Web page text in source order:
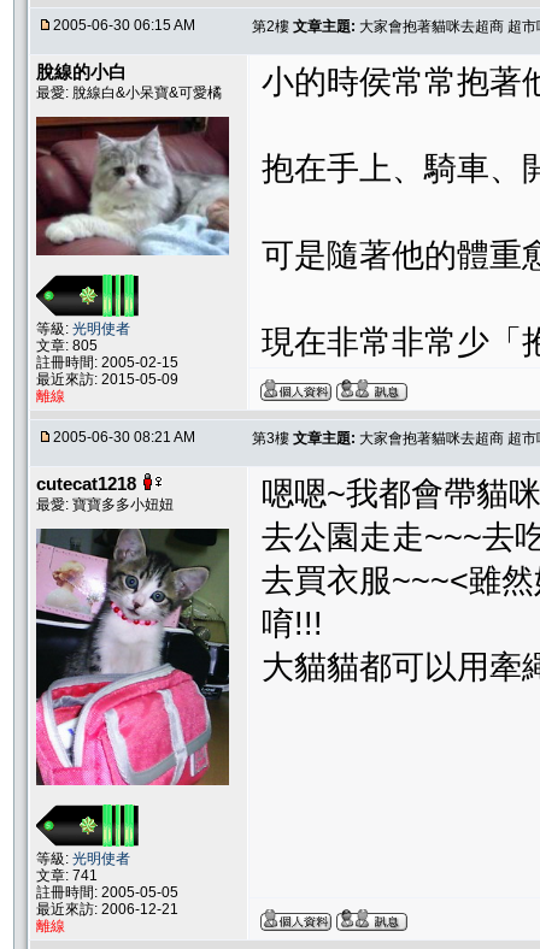
2005-06-30 06:15 AM 第2樓 文章主題: 大家會抱著貓咪去超商 超
脫線的小白
最愛: 脫線白&小呆寶&可愛橘
等級: 光明使者
文章: 805
註冊時間: 2005-02-15
最近來訪: 2015-05-09
離線
小的時侯常常抱著
抱在手上、騎車、
可是隨著他的體重
現在非常非常少「
2005-06-30 08:21 AM 第3樓 文章主題: 大家會抱著貓咪去超商 超
cutecat1218
最愛: 寶寶多多小妞妞
等級: 光明使者
文章: 741
註冊時間: 2005-05-05
最近來訪: 2006-12-21
離線
嗯嗯~我都會帶貓
去公園走走~~~去
去買衣服~~~<雖
唷!!!
大貓貓都可以用牽